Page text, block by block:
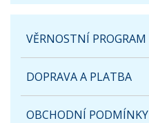
VĚRNOSTNÍ PROGRAM
DOPRAVA A PLATBA
OBCHODNÍ PODMÍNKY